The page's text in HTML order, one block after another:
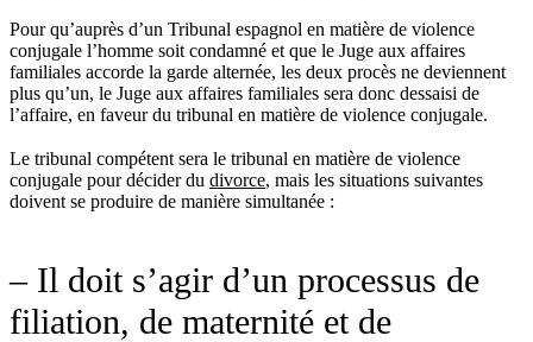
Pour qu’auprès d’un Tribunal espagnol en matière de violence
conjugale l’homme soit condamné et que le Juge aux affaires
familiales accorde la garde alternée, les deux procès ne deviennent
plus qu’un, le Juge aux affaires familiales sera donc dessaisi de
l’affaire, en faveur du tribunal en matière de violence conjugale.
Le tribunal compétent sera le tribunal en matière de violence
conjugale pour décider du divorce, mais les situations suivantes
doivent se produire de manière simultanée :
– Il doit s’agir d’un processus de
filiation, de maternité et de